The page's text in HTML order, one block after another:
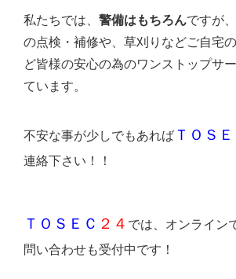
私たちでは、 警備はもちろんですが
の点検・補修や、草刈りなどご自宅
ど皆様の安心の為のワンストップサ
ています。
不安な事が少しでもあれば ＴＯＳＥ
連絡下さい！！
ＴＯＳＥＣ ２４ では、オンライン
問い合わせも受付中です！